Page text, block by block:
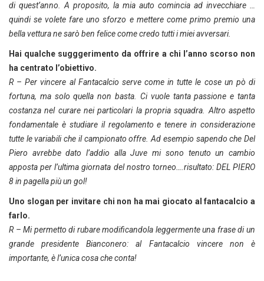
di quest’anno. A proposito, la mia auto comincia ad invecchiare …
quindi se volete fare uno sforzo e mettere come primo premio una
bella vettura ne sarò ben felice come credo tutti i miei avversari.
Hai qualche sugggerimento da offrire a chi l’anno scorso non
ha centrato l’obiettivo.
R – Per vincere al Fantacalcio serve come in tutte le cose un pò di
fortuna, ma solo quella non basta. Ci vuole tanta passione e tanta
costanza nel curare nei particolari la propria squadra. Altro aspetto
fondamentale è studiare il regolamento e tenere in considerazione
tutte le variabili che il campionato offre. Ad esempio sapendo che Del
Piero avrebbe dato l’addio alla Juve mi sono tenuto un cambio
apposta per l’ultima giornata del nostro torneo….risultato: DEL PIERO
8 in pagella più un gol!
Uno slogan per invitare chi non ha mai giocato al fantacalcio a
farlo.
R – Mi permetto di rubare modificandola leggermente una frase di un
grande presidente Bianconero: al Fantacalcio vincere non è
importante, è l’unica cosa che conta!